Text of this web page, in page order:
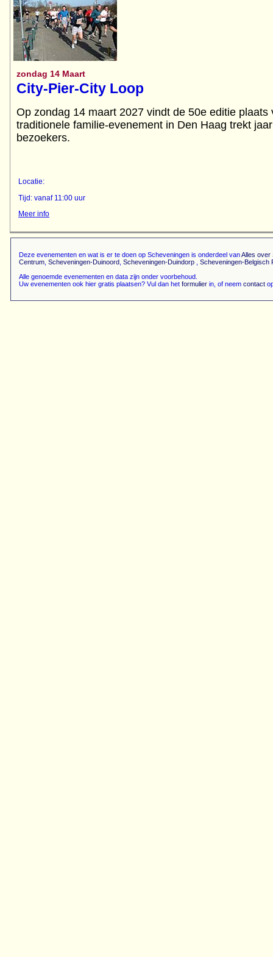
zondag 14 Maart
City-Pier-City Loop
Op zondag 14 maart 2027 vindt de 50e editie
traditionele familie-evenement in Den Haag trekt
bezoekers.
Locatie:
Tijd: vanaf 11:00 uur
Meer info
Deze evenementen en wat is er te doen op Scheveningen is onderdeel vanAlles over
Centrum Scheveningen-Duinoord Scheveningen-Duindorp
Scheveningen-Belgisch
Alle genoemde evenementen en data zijn onder voorbehoud.
Uw evenementen ook hier gratis plaatsen? Vul dan het formulier in, of neem contact